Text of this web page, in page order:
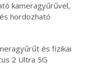
kameragyűrűvel,
hordozható
és fizikai
2 Ultra 5G